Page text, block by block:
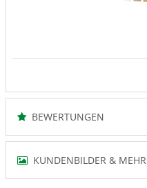
BEWERTUNGEN
KUNDENBILDER & MEHR